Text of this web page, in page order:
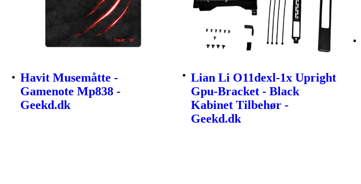
Havit Musemåtte -
Gamenote Mp838 -
Geekd.dk
Lian Li O11dexl-1x Upright
Gpu-Bracket - Black
Kabinet Tilbehør -
Geekd.dk